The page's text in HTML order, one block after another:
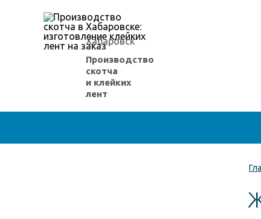
Хабаровск
Производство
скотча
и клейких
лент